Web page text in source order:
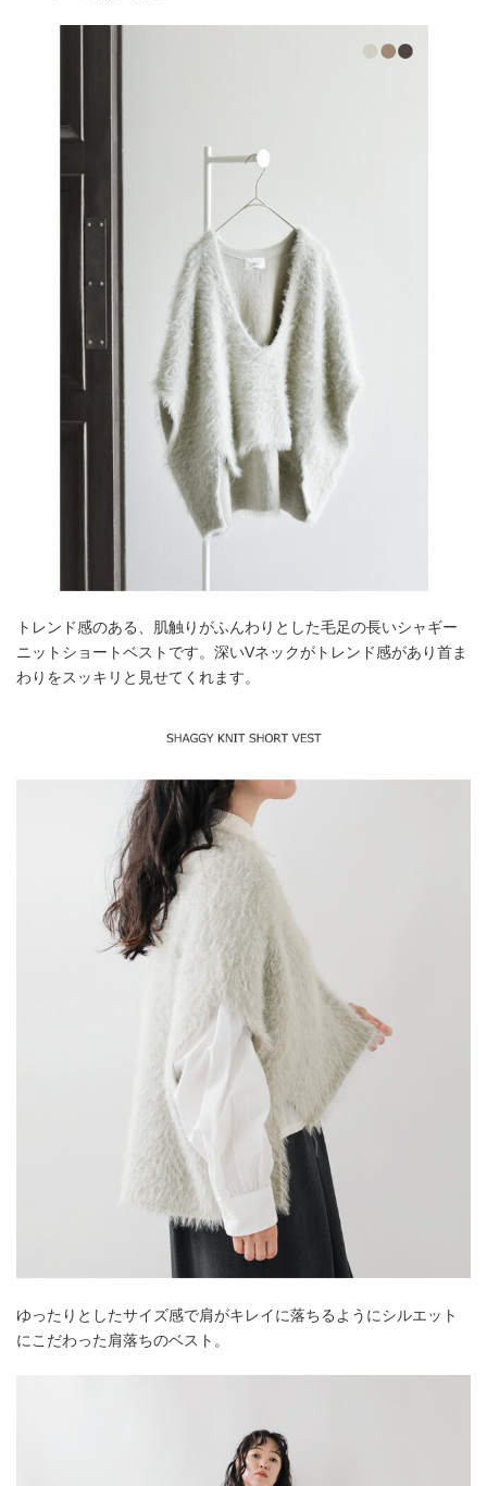
トレンド感のある、肌触りがふんわりとした毛足の長いシャギー
ニットショートベストです。深いVネックがトレンド感があり首ま
わりをスッキリと見せてくれます。
ゆったりとしたサイズ感で肩がキレイに落ちるようにシルエット
にこだわった肩落ちのベスト。